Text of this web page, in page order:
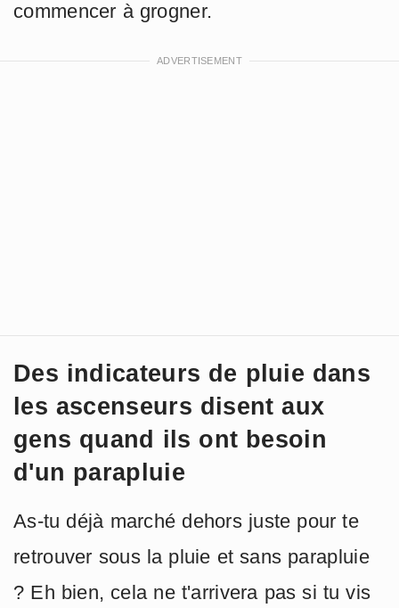
commencer à grogner.
Des indicateurs de pluie dans
les ascenseurs disent aux
gens quand ils ont besoin
d'un parapluie
As-tu déjà marché dehors juste pour te
retrouver sous la pluie et sans parapluie
? Eh bien, cela ne t'arrivera pas si tu vis